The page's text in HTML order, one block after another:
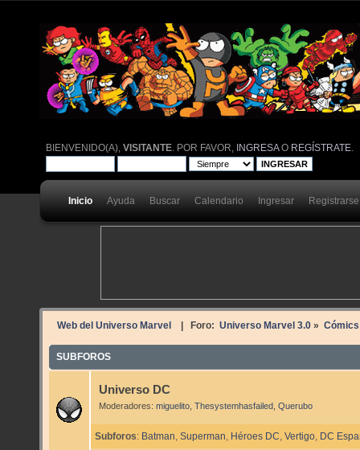
BIENVENIDO(A),VISITANTE . POR FAVOR, INGRESAO REGÍSTRATE
Inicio Ayuda Buscar Calendario Ingresar Registrarse
Web del Universo Marvel | Foro: Universo Marvel 3.0» Cómics
SUBFOROS
Universo DC
Moderadores: miguelito, Thesystemhasfailed, Querubo
Subforos: Batman Superman Héroes DC Vertigo DC